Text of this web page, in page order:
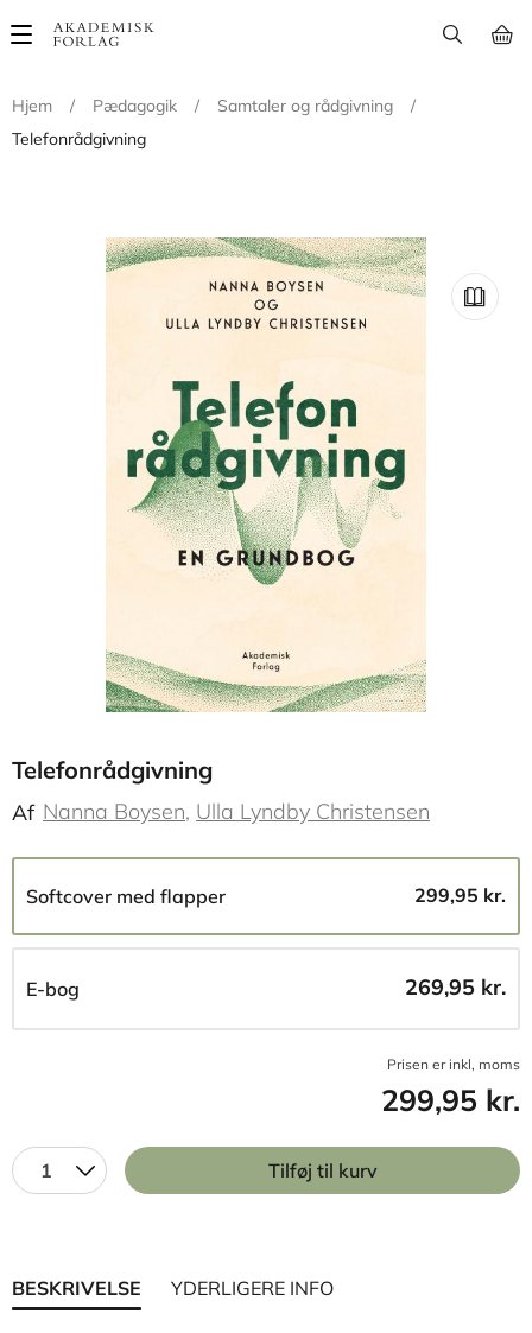
Main
Hjem
/ Pædagogik / Samtaler og rådgivning
/
Telefonrådgivning
Telefonrådgivning
Af Nanna Boysen Ulla Lyndby Christensen
Softcover med flapper 299,95 kr.
E-bog 269,95 kr.
Prisen er inkl, moms
299,95 kr.
1 Tilføj til kurv
BESKRIVELSE YDERLIGERE INFO